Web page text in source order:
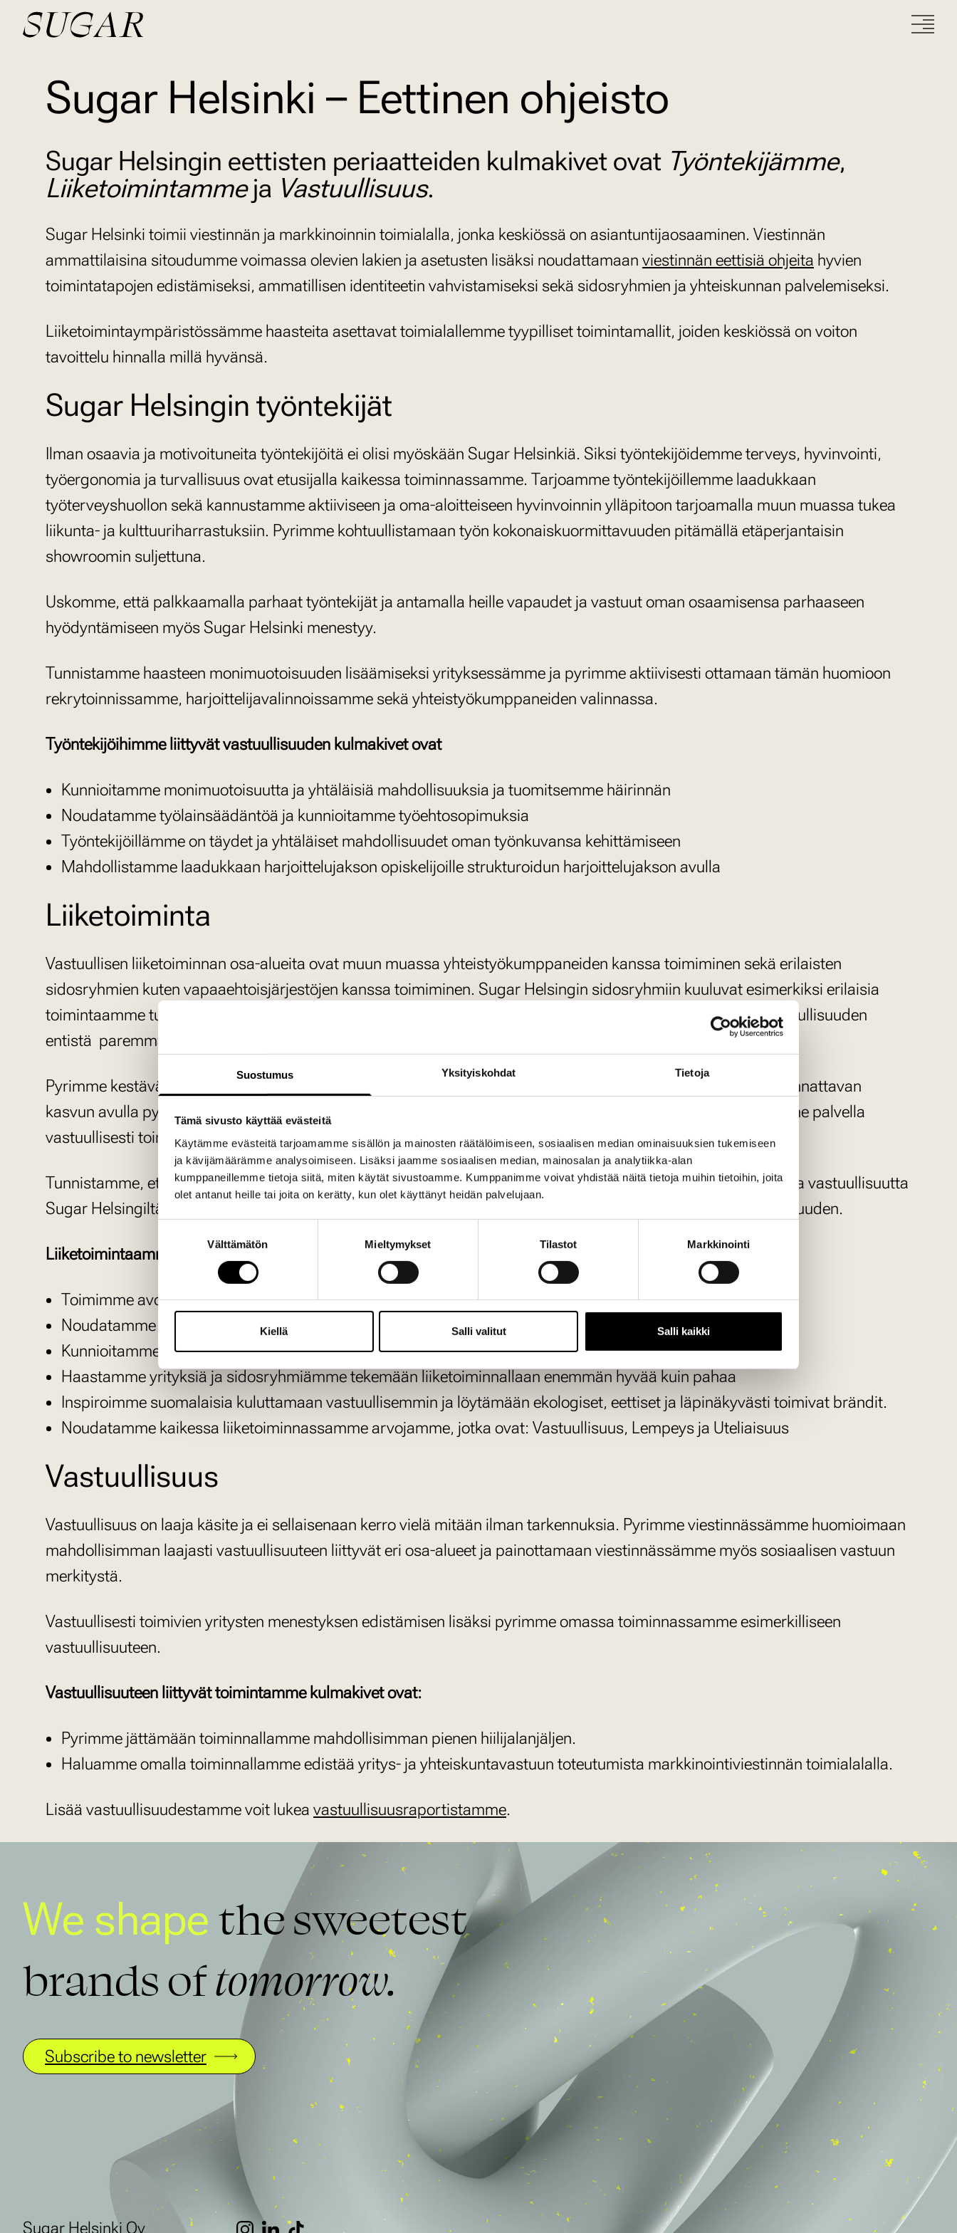
Suostumus Yksityiskohdat Tietoja
Tämä sivusto käyttää evästeitä
Käytämme evästeitä tarjoamamme sisällön ja mainosten räätälöimiseen, sosiaalisen median ominaisuuksien tukemiseen
ja kävijämäärämme analysoimiseen. Lisäksi jaamme sosiaalisen median, mainosalan ja analytiikka-alan
kumppaneillemme tietoja siitä, miten käytät sivustoamme. Kumppanimme voivat yhdistää näitä tietoja muihin tietoihin, joita
olet antanut heille tai joita on kerätty, kun olet käyttänyt heidän palvelujaan.
Välttämätön Mieltymykset Tilastot Markkinointi
Kiellä Salli valitut Salli kaikki
Sugar Helsinki – Eettinen ohjeisto
Sugar Helsingin eettisten periaatteiden kulmakivet ovat Työntekijämme,
Liiketoimintammeja Vastuullisuus.
Sugar Helsinki toimii viestinnän ja markkinoinnin toimialalla, jonka keskiössä on asiantuntijaosaaminen. Viestinnän
ammattilaisina sitoudumme voimassa olevien lakien ja asetusten lisäksi noudattamaan viestinnän eettisiä ohjeita hyvien
toimintatapojen edistämiseksi, ammatillisen identiteetin vahvistamiseksi sekä sidosryhmien ja yhteiskunnan palvelemiseksi.
Liiketoimintaympäristössämme haasteita asettavat toimialallemme tyypilliset toimintamallit, joiden keskiössä on voiton
tavoittelu hinnalla millä hyvänsä.
Sugar Helsingin työntekijät
Ilman osaavia ja motivoituneita työntekijöitä ei olisi myöskään Sugar Helsinkiä. Siksi työntekijöidemme terveys, hyvinvointi,
työergonomia ja turvallisuus ovat etusijalla kaikessa toiminnassamme. Tarjoamme työntekijöillemme laadukkaan
työterveyshuollon sekä kannustamme aktiiviseen ja oma-aloitteiseen hyvinvoinnin ylläpitoon tarjoamalla muun muassa tukea
liikunta- ja kulttuuriharrastuksiin. Pyrimme kohtuullistamaan työn kokonaiskuormittavuuden pitämällä etäperjantaisin
showroomin suljettuna.
Uskomme, että palkkaamalla parhaat työntekijät ja antamalla heille vapaudet ja vastuut oman osaamisensa parhaaseen
hyödyntämiseen myös Sugar Helsinki menestyy.
Tunnistamme haasteen monimuotoisuuden lisäämiseksi yrityksessämme ja pyrimme aktiivisesti ottamaan tämän huomioon
rekrytoinnissamme, harjoittelijavalinnoissamme sekä yhteistyökumppaneiden valinnassa.
Työntekijöihimme liittyvät vastuullisuuden kulmakivet ovat
Kunnioitamme monimuotoisuutta ja yhtäläisiä mahdollisuuksia ja tuomitsemme häirinnän
Noudatamme työlainsäädäntöä ja kunnioitamme työehtosopimuksia
Työntekijöillämme on täydet ja yhtäläiset mahdollisuudet oman työnkuvansa kehittämiseen
Mahdollistamme laadukkaan harjoittelujakson opiskelijoille strukturoidun harjoittelujakson avulla
Liiketoiminta
Vastuullisen liiketoiminnan osa-alueita ovat muun muassa yhteistyökumppaneiden kanssa toimiminen sekä erilaisten
sidosryhmien kuten vapaaehtoisjärjestöjen kanssa toimiminen. Sugar Helsingin sidosryhmiin kuuluvat esimerkiksi erilaisia
toimintaamme tukevia palveluja tuottavat tahot ja tunnistamme kehityskohteeksemme sidosryhmiemme vastuullisuuden
entistä paremman huomoimisen.
Pyrimme kestävään ja pitkäaikaiseen, kannattavaan liiketoimintaan ja maltilliseen kasvuun. Uskomme, että kannattavan
kasvun avulla pystymme lisäämään työntekijöidemme työssä viihtyvyyttä ja parantamaan mahdollisuuksiamme palvella
vastuullisesti toimivia yrityksiä entistä monimuotoisemmin.
Tunnistamme, että vastuullisesti toimivien yritysten viestintäkumppanina toimiminen vaatii myös ensiluokkaista vastuullisuutta
Sugar Helsingiltä yrityksenä. Siksi olemme ottaneet Sugar Helsingin vastuullisen liiketoiminnan ytimeen avoimuuden.
Liiketoimintaamme liittyvät vastuullisuuden kulmakivet ovat:
Toimimme avoimesti
Noudatamme lainsäädäntöä, säädöksiä ja veistinnän eettistä ohjeistoa
Kunnioitamme yhteistyökumppaneitamme ja pyrimme molempia osapuolia hyödyttävään yhteistyöhön
Haastamme yrityksiä ja sidosryhmiämme tekemään liiketoiminnallaan enemmän hyvää kuin pahaa
Inspiroimme suomalaisia kuluttamaan vastuullisemmin ja löytämään ekologiset, eettiset ja läpinäkyvästi toimivat brändit.
Noudatamme kaikessa liiketoiminnassamme arvojamme, jotka ovat: Vastuullisuus, Lempeys ja Uteliaisuus
Vastuullisuus
Vastuullisuus on laaja käsite ja ei sellaisenaan kerro vielä mitään ilman tarkennuksia. Pyrimme viestinnässämme huomioimaan
mahdollisimman laajasti vastuullisuuteen liittyvät eri osa-alueet ja painottamaan viestinnässämme myös sosiaalisen vastuun
merkitystä.
Vastuullisesti toimivien yritysten menestyksen edistämisen lisäksi pyrimme omassa toiminnassamme esimerkilliseen
vastuullisuuteen.
Vastuullisuuteen liittyvät toimintamme kulmakivet ovat:
Pyrimme jättämään toiminnallamme mahdollisimman pienen hiilijalanjäljen.
Haluamme omalla toiminnallamme edistää yritys- ja yhteiskuntavastuun toteutumista markkinointiviestinnän toimialalalla.
Lisää vastuullisuudestamme voit lukea vastuullisuusraportistamme.
We shape the sweetest
brands oftomorrow.
Subscribe to newsletter
Sugar Helsinki Oy